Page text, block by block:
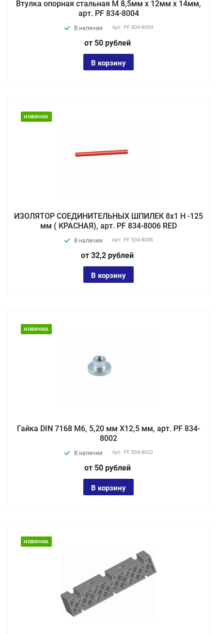
Втулка опорная стальная М 8,5мм х 12мм х 14мм,
арт. PF 834-8004
В наличии Арт. PF 834-8004
от 50 рублей
В корзину
НОВИНКА
ИЗОЛЯТОР СОЕДИНИТЕЛЬНЫХ ШПИЛЕК 8х1 Н -125
мм ( КРАСНАЯ), арт. PF 834-8006 RED
В наличии Арт. PF 834-8006
от 32,2 рублей
В корзину
НОВИНКА
Гайка DIN 7168 М6, 5,20 мм X12,5 мм, арт. PF 834-
8002
В наличии Арт. PF 834-8002
от 50 рублей
В корзину
НОВИНКА